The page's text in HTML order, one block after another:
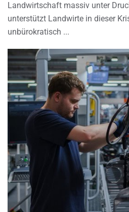
Landwirtschaft massiv unter
unterstützt Landwirte in dieser
unbürokratisch